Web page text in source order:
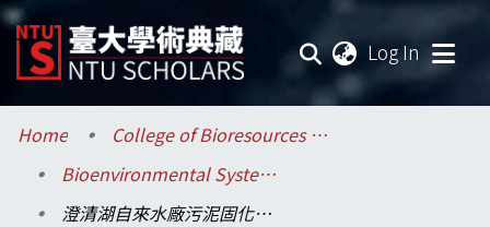
Log In
Communities & Collections
Research Outputs
Home
College of Bioresources and Agriculture / 生物資源暨農學院
Bioenvironmental Systems Engineering / 生物環境系統工程學系
澄清湖自來水廠污泥固化之研究